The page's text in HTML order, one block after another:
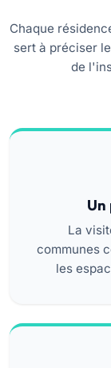
Chaque
sert à préciser le
de
Un
La
communes
les